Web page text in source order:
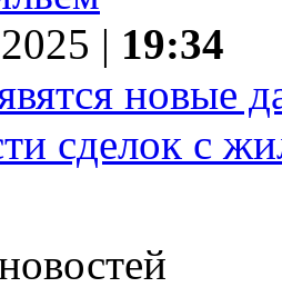
| 19:34
новые
сделок с